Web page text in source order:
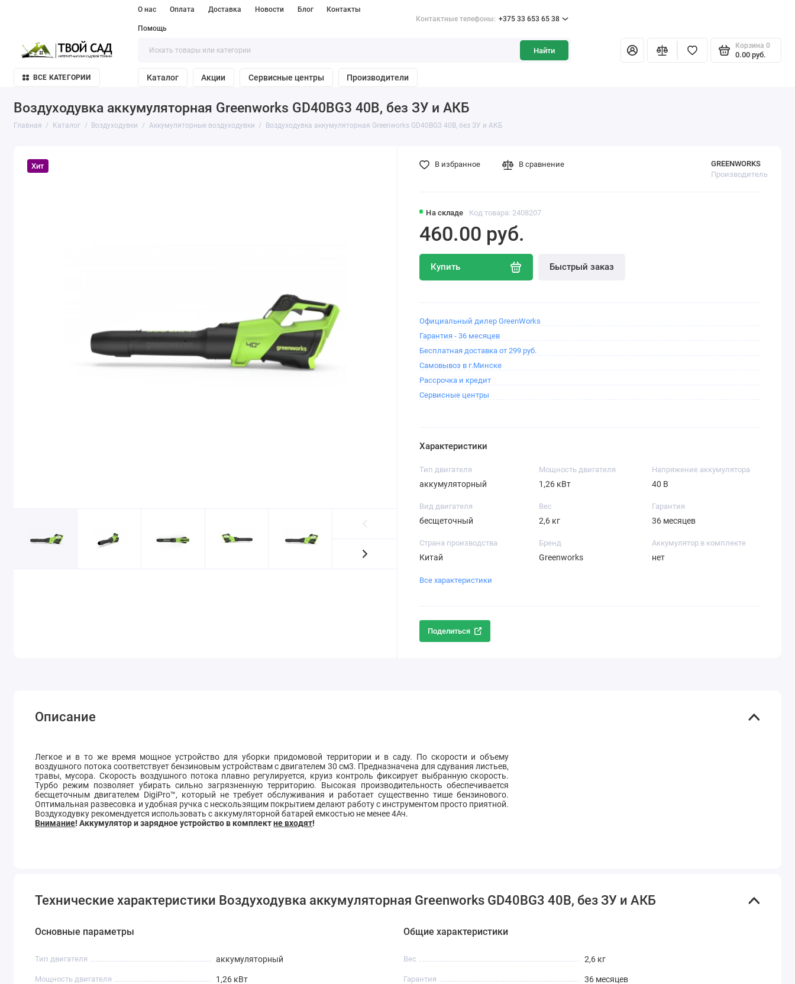
О нас Оплата Доставка Новости Блог Контакты
Помощь
Контактные телефоны: +375 33 653 65 38
Найти
Корзина 0
0.00 pуб.
ВСЕ КАТЕГОРИИ Каталог Акции Сервисные центры Производители
Воздуходувка аккумуляторная Greenworks GD40BG3 40В, без ЗУ и АКБ
Главная Каталог Воздуходувки Аккумуляторные воздуходувки Воздуходувка аккумуляторная Greenworks GD40BG3 40В, без ЗУ и АКБ
Хит
На складе Код товара: 2408207
GREENWORKS
Производитель
460.00 pуб.
Купить Быстрый заказ
В избранное В сравнение
Официальный дилер GreenWorks
Гарантия - 36 месяцев
Бесплатная доставка от 299 руб.
Самовывоз в г.Минске
Рассрочка и кредит
Сервисные центры
Характеристики
Тип двигателя
аккумуляторный
Мощность двигателя
1,26 кВт
Напряжение аккумулятора
40 В
Вид двигателя
бесщеточный
Вес
2,6 кг
Гарантия
36 месяцев
Страна производства
Китай
Бренд
Greenworks
Аккумулятор в комплекте
нет
Все характеристики
Поделиться
Описание
Легкое и в то же время мощное устройство для уборки придомовой территории и в саду. По скорости и объему
воздушного потока соответствует бензиновым устройствам с двигателем 30 см3. Предназначена для сдувания листьев,
травы, мусора. Скорость воздушного потока плавно регулируется, круиз контроль фиксирует выбранную скорость.
Турбо режим позволяет убирать сильно загрязненную территорию. Высокая производительность обеспечивается
бесщеточным двигателем DigiPro™, который не требует обслуживания и работает существенно тише бензинового.
Оптимальная развесовка и удобная ручка с нескользящим покрытием делают работу с инструментом просто приятной.
Воздуходувку рекомендуется использовать с аккумуляторной батарей емкостью не менее 4Ач.
Внимание! Аккумулятор и зарядное устройство в комплектне входят!
Технические характеристики Воздуходувка аккумуляторная Greenworks GD40BG3 40В, без ЗУ и АКБ
Основные параметры
Тип двигателя аккумуляторный
Мощность двигателя 1,26 кВт
Общие характеристики
Вес 2,6 кг
Гарантия 36 месяцев